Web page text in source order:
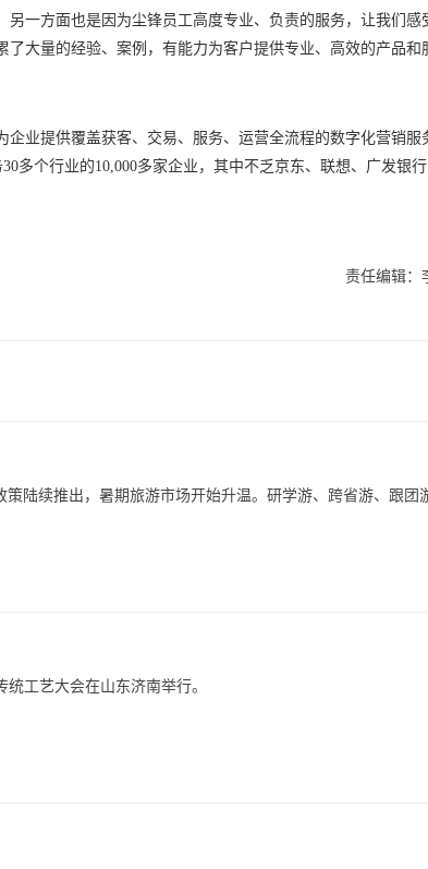
一方面也是因为尘锋员工高度专业、负责的服务，让我们感
大量的经验、案例，有能力为客户提供专业、高效的产品和
业提供覆盖获客、交易、服务、运营全流程的数字化营销服
多个行业的10,000多家企业，其中不乏京东、联想、广发银
责任编辑：
陆续推出，暑期旅游市场开始升温。研学游、跨省游、跟团
工艺大会在山东济南举行。